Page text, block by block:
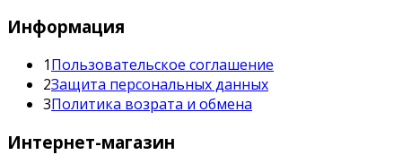
Информация
1Пользовательское соглашение
2Защита персональных данных
3Политика возрата и обмена
Интернет-магазин